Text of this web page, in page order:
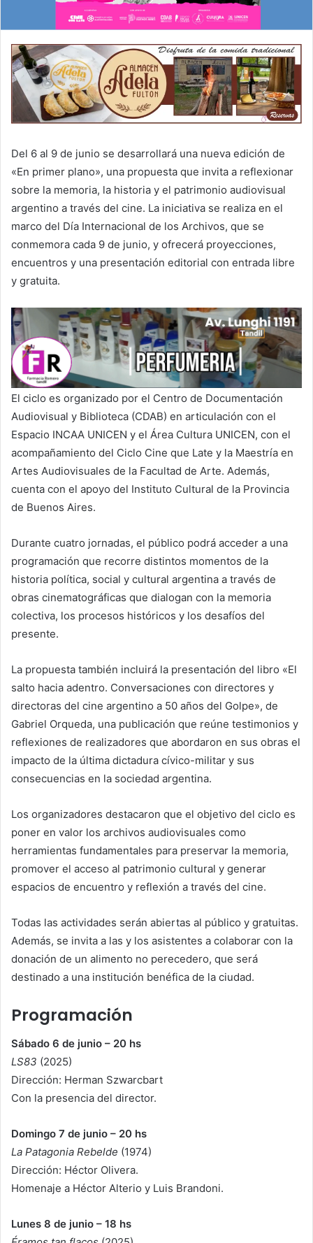
Del 6 al 9 de junio se desarrollará una nueva edición de
«En primer plano», una propuesta que invita a reflexionar
sobre la memoria, la historia y el patrimonio audiovisual
argentino a través del cine. La iniciativa se realiza en el
marco del Día Internacional de los Archivos, que se
conmemora cada 9 de junio, y ofrecerá proyecciones,
encuentros y una presentación editorial con entrada libre
y gratuita.
El ciclo es organizado por el Centro de Documentación
Audiovisual y Biblioteca (CDAB) en articulación con el
Espacio INCAA UNICEN y el Área Cultura UNICEN, con el
acompañamiento del Ciclo Cine que Late y la Maestría en
Artes Audiovisuales de la Facultad de Arte. Además,
cuenta con el apoyo del Instituto Cultural de la Provincia
de Buenos Aires.
Durante cuatro jornadas, el público podrá acceder a una
programación que recorre distintos momentos de la
historia política, social y cultural argentina a través de
obras cinematográficas que dialogan con la memoria
colectiva, los procesos históricos y los desafíos del
presente.
La propuesta también incluirá la presentación del libro «El
salto hacia adentro. Conversaciones con directores y
directoras del cine argentino a 50 años del Golpe», de
Gabriel Orqueda, una publicación que reúne testimonios y
reflexiones de realizadores que abordaron en sus obras el
impacto de la última dictadura cívico-militar y sus
consecuencias en la sociedad argentina.
Los organizadores destacaron que el objetivo del ciclo es
poner en valor los archivos audiovisuales como
herramientas fundamentales para preservar la memoria,
promover el acceso al patrimonio cultural y generar
espacios de encuentro y reflexión a través del cine.
Todas las actividades serán abiertas al público y gratuitas.
Además, se invita a las y los asistentes a colaborar con la
donación de un alimento no perecedero, que será
destinado a una institución benéfica de la ciudad.
Programación
Sábado 6 de junio – 20 hs
LS83 (2025)
Dirección: Herman Szwarcbart
Con la presencia del director.
Domingo 7 de junio – 20 hs
La Patagonia Rebelde (1974)
Dirección: Héctor Olivera.
Homenaje a Héctor Alterio y Luis Brandoni.
Lunes 8 de junio – 18 hs